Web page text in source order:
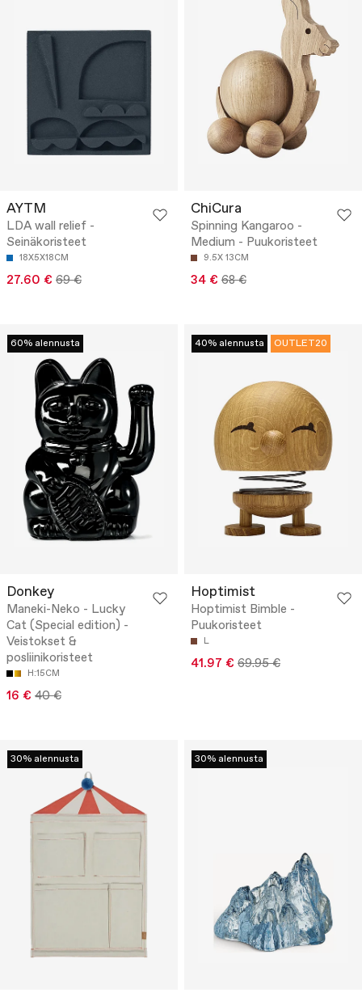
AYTM
LDA wall relief -
Seinäkoristeet
18X5X18CM
27.60 € 69 €
ChiCura
Spinning Kangaroo -
Medium - Puukoristeet
9.5X 13CM
34 € 68 €
60% alennusta
Donkey
Maneki-Neko - Lucky
Cat (Special edition) -
Veistokset &
posliinikoristeet
H:15CM
16 € 40 €
40% alennusta OUTLET20
Hoptimist
Hoptimist Bimble -
Puukoristeet
L
41.97 € 69.95 €
30% alennusta 30% alennusta